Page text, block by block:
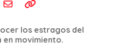
los estragos del
en movimiento.